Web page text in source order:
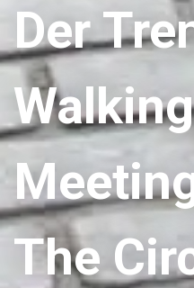
Der
Walking
The